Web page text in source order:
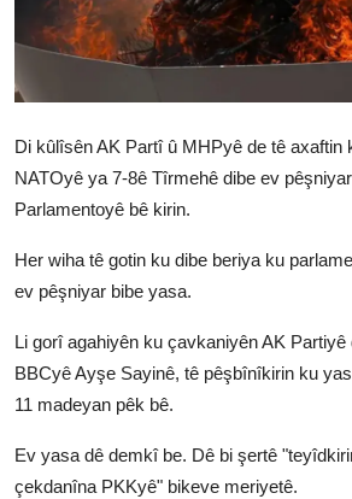
Têkilî
Türkçe Kurdi
Di kûlîsên AK Partî û MHPyê de tê axaftin
NATOyê ya 7-8ê Tîrmehê dibe ev
Parlamentoyê bê kirin.
Her wiha tê gotin ku dibe beriya ku
ev pêşniyar bibe yasa.
Li gorî agahiyên ku çavkaniyên AK Partiyê
BBCyê Ayşe Sayinê, tê pêşbînîkirin ku
11 madeyan pêk bê.
Ev yasa dê demkî be. Dê bi şertê
çekdanîna PKKyê" bikeve meriyetê.